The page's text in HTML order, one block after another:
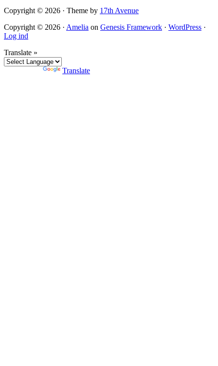
Copyright © 2026 · Theme by 17th Avenue
Copyright © 2026 · Amelia on Genesis Framework · WordPress ·
Log ind
Translate »
Translate